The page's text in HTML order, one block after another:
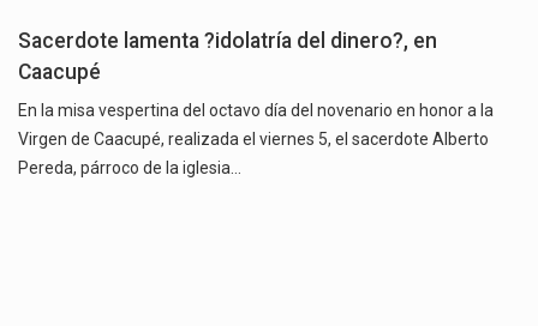
Sacerdote lamenta ?idolatría del dinero?, en
Caacupé
En la misa vespertina del octavo día del novenario en honor a la
Virgen de Caacupé, realizada el viernes 5, el sacerdote Alberto
Pereda, párroco de la iglesia…